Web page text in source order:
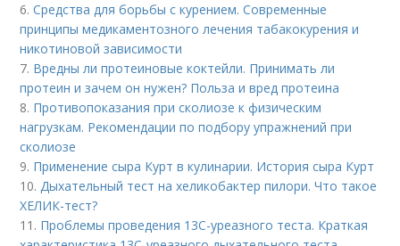
6.Средства для борьбы с курением. Современные
принципы медикаментозного лечения табакокурения и
никотиновой зависимости
7. Вредны ли протеиновые коктейли. Принимать ли
протеин и зачем он нужен? Польза и вред протеина
8. Противопоказания при сколиозе к физическим
нагрузкам. Рекомендации по подбору упражнений при
сколиозе
9. Применение сыра Курт в кулинарии. История сыра Курт
10.Дыхательный тест на хеликобактер пилори. Что такое
ХЕЛИК-тест?
11. Проблемы проведения 13С-уреазного теста. Краткая